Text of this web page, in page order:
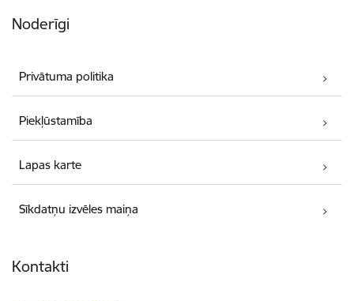
Noderīgi
Privātuma politika
Piekļūstamība
Lapas karte
Sīkdatņu izvēles maiņa
Kontakti